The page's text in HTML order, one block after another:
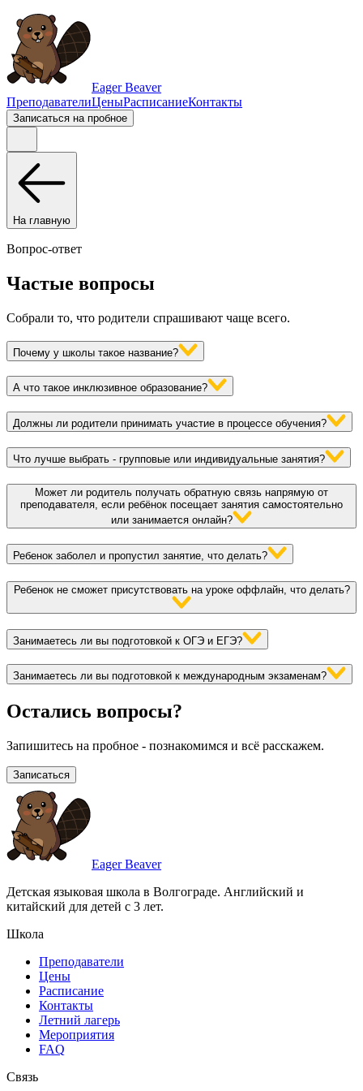
Eager Beaver
ПреподавателиЦеныРасписаниеКонтакты
Записаться на пробное
На главную
Вопрос-ответ
Частые вопросы
Собрали то, что родители спрашивают чаще всего.
Почему у школы такое название?
А что такое инклюзивное образование?
Должны ли родители принимать участие в процессе обучения?
Что лучше выбрать - групповые или индивидуальные занятия?
Может ли родитель получать обратную связь напрямую от
преподавателя, если ребёнок посещает занятия самостоятельно
или занимается онлайн?
Ребенок заболел и пропустил занятие, что делать?
Ребенок не сможет присутствовать на уроке оффлайн, что делать?
Занимаетесь ли вы подготовкой к ОГЭ и ЕГЭ?
Занимаетесь ли вы подготовкой к международным экзаменам?
Остались вопросы?
Запишитесь на пробное - познакомимся и всё расскажем.
Записаться
Eager Beaver
Детская языковая школа в Волгограде. Английский и
китайский для детей с 3 лет.
Школа
Преподаватели
Цены
Расписание
Контакты
Летний лагерь
Мероприятия
FAQ
Связь